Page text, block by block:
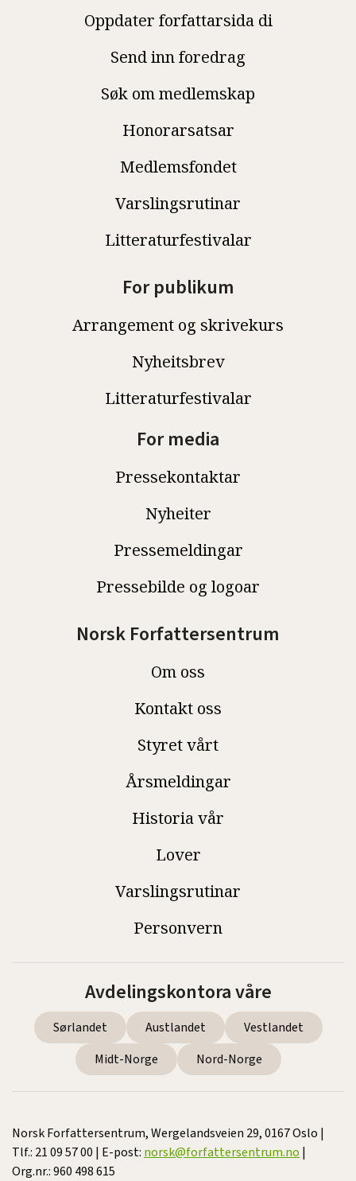
Oppdater forfattarsida di
Send inn foredrag
Søk om medlemskap
Honorarsatsar
Medlemsfondet
Varslingsrutinar
Litteraturfestivalar
For publikum
Arrangement og skrivekurs
Nyheitsbrev
Litteraturfestivalar
For media
Pressekontaktar
Nyheiter
Pressemeldingar
Pressebilde og logoar
Norsk Forfattersentrum
Om oss
Kontakt oss
Styret vårt
Årsmeldingar
Historia vår
Lover
Varslingsrutinar
Personvern
Avdelingskontora våre
Sørlandet Austlandet
Vestlandet
Midt-Norge
Nord-Norge
Norsk Forfattersentrum, Wergelandsveien 29, 0167 Oslo |
Tlf.: 21 09 57 00 | E-post: norsk@forfattersentrum.no |
Org.nr.: 960 498 615